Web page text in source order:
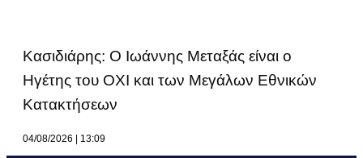
Κασιδιάρης: Ο Ιωάννης Μεταξάς είναι ο
Ηγέτης του ΟΧΙ και των Μεγάλων Εθνικών
Κατακτήσεων
04/08/2026 13:09